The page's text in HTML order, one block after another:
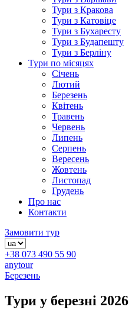
Тури з Кракова
Тури з Катовіце
Тури з Бухаресту
Тури з Будапешту
Тури з Берліну
Тури по місяцях
Січень
Лютий
Березень
Квітень
Травень
Червень
Липень
Серпень
Вересень
Жовтень
Листопад
Грудень
Про нас
Контакти
Замовити тур
+38 073 490 55 90
anytour
Березень
Тури у березні 2026